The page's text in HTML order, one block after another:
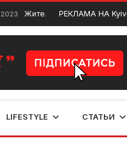
Житель Киевской области
РЕКЛАМА НА
LIFESTYLE СТАТЬИ